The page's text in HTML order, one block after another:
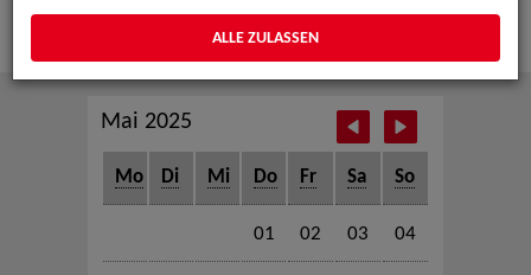
Mehr
Mai 2025
Mo Di Mi Do Fr Sa So
01 02 03 04
ALLE ZULASSEN